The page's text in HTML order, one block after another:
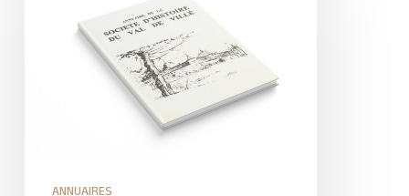
ANNUAIRES